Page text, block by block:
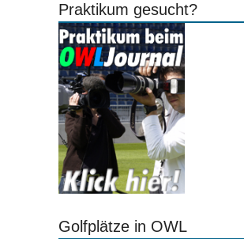
Praktikum gesucht?
Golfplätze in OWL